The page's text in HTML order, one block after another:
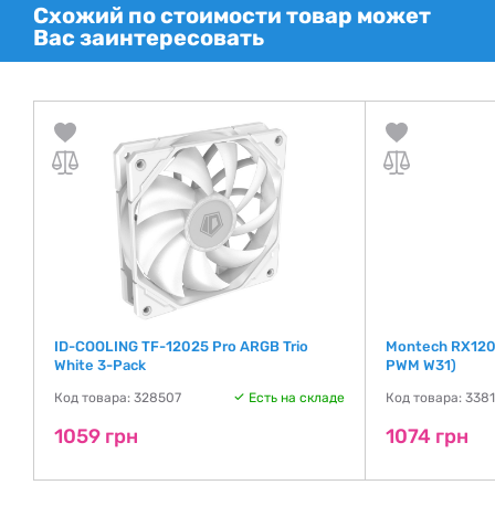
Схожий по стоимости товар может
Вас заинтересовать
ID-COOLING TF-12025 Pro ARGB Trio
White 3-Pack
Код товара: 328507 Есть на складе
1059 грн
Montech
PWM W31)
Код товара:
1074 грн